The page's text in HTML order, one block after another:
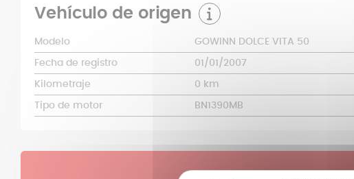
Vehículo de origen
Modelo GOWINN DOLCE VITA 50
Fecha de registro 01/01/2007
Kilometraje 0 km
Tipo de motor BN1390MB